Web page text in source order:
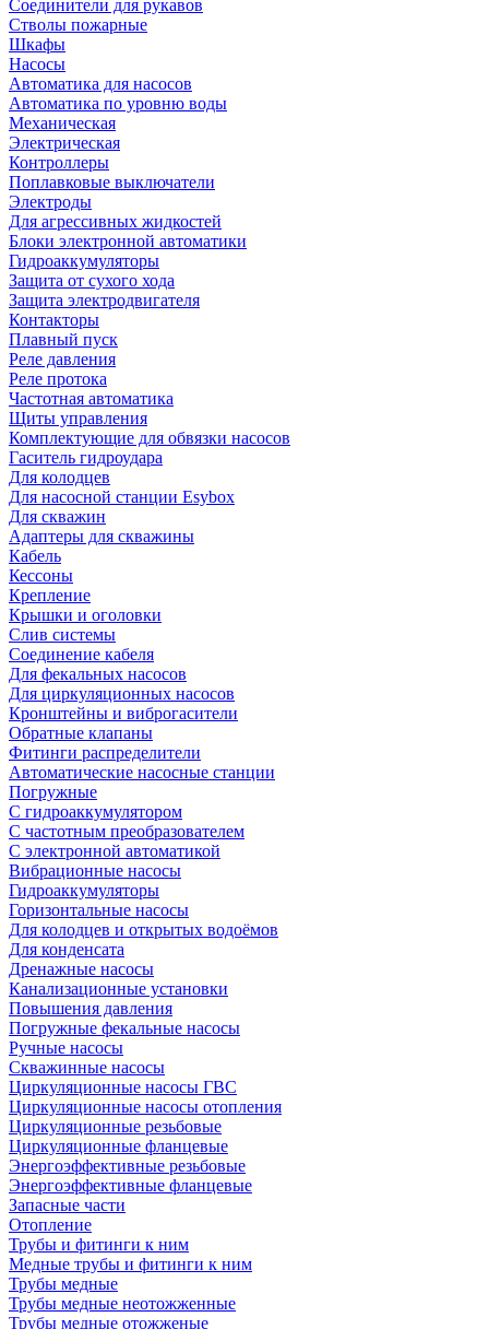
Соединители для рукавов
Стволы пожарные
Шкафы
Насосы
Автоматика для насосов
Автоматика по уровню воды
Механическая
Электрическая
Контроллеры
Поплавковые выключатели
Электроды
Для агрессивных жидкостей
Блоки электронной автоматики
Гидроаккумуляторы
Защита от сухого хода
Защита электродвигателя
Контакторы
Плавный пуск
Реле давления
Реле протока
Частотная автоматика
Щиты управления
Комплектующие для обвязки насосов
Гаситель гидроудара
Для колодцев
Для насосной станции Esybox
Для скважин
Адаптеры для скважины
Кабель
Кессоны
Крепление
Крышки и оголовки
Слив системы
Соединение кабеля
Для фекальных насосов
Для циркуляционных насосов
Кронштейны и виброгасители
Обратные клапаны
Фитинги распределители
Автоматические насосные станции
Погружные
С гидроаккумулятором
С частотным преобразователем
С электронной автоматикой
Вибрационные насосы
Гидроаккумуляторы
Горизонтальные насосы
Для колодцев и открытых водоёмов
Для конденсата
Дренажные насосы
Канализационные установки
Повышения давления
Погружные фекальные насосы
Ручные насосы
Скважинные насосы
Циркуляционные насосы ГВС
Циркуляционные насосы отопления
Циркуляционные резьбовые
Циркуляционные фланцевые
Энергоэффективные резьбовые
Энергоэффективные фланцевые
Запасные части
Отопление
Трубы и фитинги к ним
Медные трубы и фитинги к ним
Трубы медные
Трубы медные неотожженные
Трубы медные отожженые